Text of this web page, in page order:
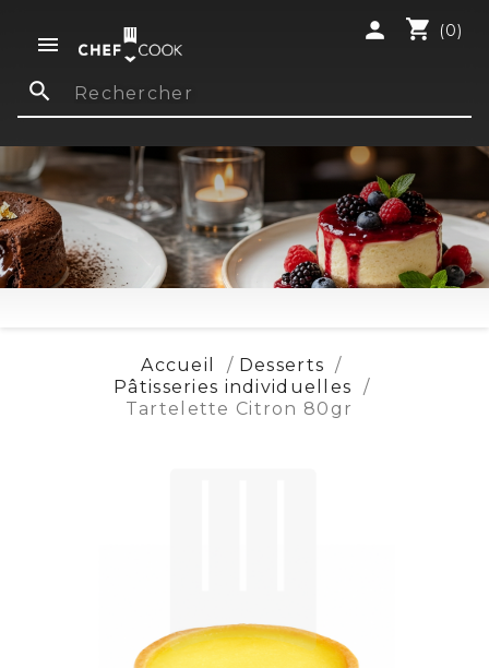

shopping_cart (0)
person
search
Accueil
Desserts
Pâtisseries individuelles
Tartelette Citron 80gr